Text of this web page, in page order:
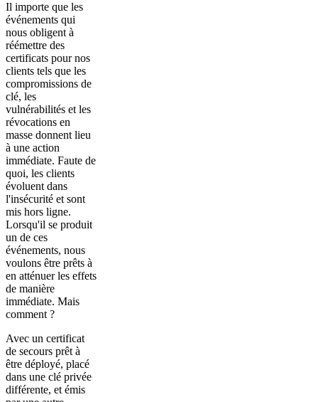
Il importe que les
événements qui
nous obligent à
réémettre des
certificats pour nos
clients tels que les
compromissions de
clé, les
vulnérabilités et les
révocations en
masse donnent lieu
à une action
immédiate. Faute de
quoi, les clients
évoluent dans
l'insécurité et sont
mis hors ligne.
Lorsqu'il se produit
un de ces
événements, nous
voulons être prêts à
en atténuer les effets
de manière
immédiate. Mais
comment ?
Avec un certificat
de secours prêt à
être déployé, placé
dans une clé privée
différente, et émis